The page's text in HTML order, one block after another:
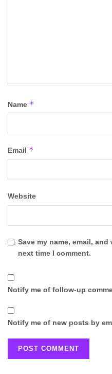
Name *
Email *
Website
Save my name, email,
next time I comment.
Notify me of follow-up
Notify me of new posts by